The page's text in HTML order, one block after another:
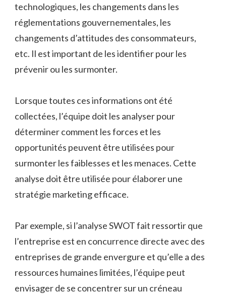
technologiques, les changements dans les
réglementations gouvernementales, les
changements d’attitudes des consommateurs,
etc. Il est important de les identifier pour les
prévenir ou les surmonter.
Lorsque toutes ces informations ont été
collectées, l’équipe doit les analyser pour
déterminer comment les forces et les
opportunités peuvent être utilisées pour
surmonter les faiblesses et les menaces. Cette
analyse doit être utilisée pour élaborer une
stratégie marketing efficace.
Par exemple, si l’analyse SWOT fait ressortir que
l’entreprise est en concurrence directe avec des
entreprises de grande envergure et qu’elle a des
ressources humaines limitées, l’équipe peut
envisager de se concentrer sur un créneau